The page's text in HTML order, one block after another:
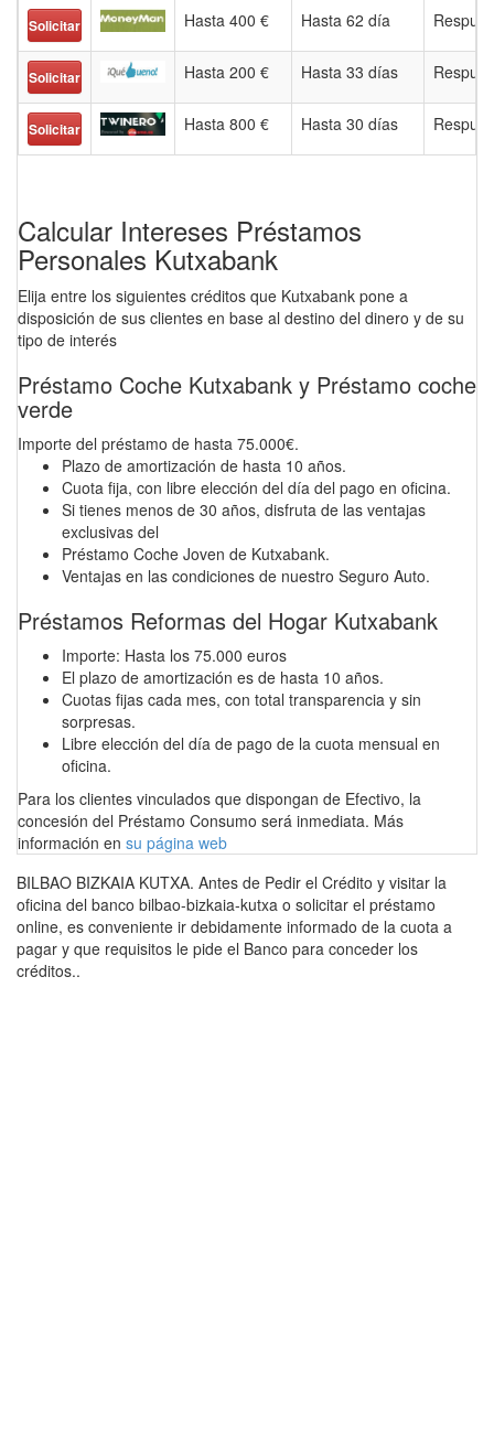
Solicitar Hasta 400 € Hasta 62 día
Solicitar Hasta 200 € Hasta 33 días
Solicitar Hasta 800 € Hasta 30 días
Calcular Intereses Préstamos
Personales Kutxabank
Elija entre los siguientes créditos que Kutxabank pone a
disposición de sus clientes en base al destino del dinero y de su
tipo de interés
Préstamo Coche Kutxabank y Préstamo coche
verde
Importe del préstamo de hasta 75.000€.
Plazo de amortización de hasta 10 años.
Cuota fija, con libre elección del día del pago en oficina.
Si tienes menos de 30 años, disfruta de las ventajas
exclusivas del
Préstamo Coche Joven de Kutxabank.
Ventajas en las condiciones de nuestro Seguro Auto.
Préstamos Reformas del Hogar Kutxabank
Importe: Hasta los 75.000 euros
El plazo de amortización es de hasta 10 años.
Cuotas fijas cada mes, con total transparencia y sin
sorpresas.
Libre elección del día de pago de la cuota mensual en
oficina.
Para los clientes vinculados que dispongan de Efectivo, la
concesión del Préstamo Consumo será inmediata. Más
información en su página web
BILBAO BIZKAIA KUTXA. Antes de Pedir el Crédito y visitar la
oficina del banco bilbao-bizkaia-kutxa o solicitar el préstamo
online, es conveniente ir debidamente informado de la cuota a
pagar y que requisitos le pide el Banco para conceder los
créditos..